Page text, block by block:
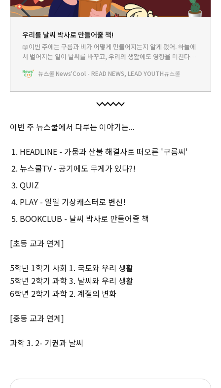
우리를 날씨 박사로 만들어줄 책!
📖이번 주에는 구름과 비가 어떻게 만들어지는지 알게 됐어. 하늘에
서 벌어지는 일이 날씨를 바꾸고, 우리의 생활에도 영향을 미친다니
들을 준비했어. 날씨의 세계를 함께 탐험해보자!날씨 이야기✅브리
뉴스쿨 News'Cool - READ NEWS, LEAD YOUTH뉴스쿨
이번 주 뉴스쿨에서 다루는 이야기는...
HEADLINE - 가뭄과 산불 해결사로 떠오른 '구름씨'
뉴스쿨TV - 공기에도 무게가 있다?!
QUIZ
PLAY - 일일 기상캐스터로 변신!
BOOKCLUB - 날씨 박사로 만들어줄 책
[초등 교과 연계]
5학년 1학기 사회 1. 국토와 우리 생활
5학년 2학기 과학 3. 날씨와 우리 생활
6학년 2학기 과학 2. 계절의 변화
[중등 교과 연계]
과학 3. 2- 기권과 날씨